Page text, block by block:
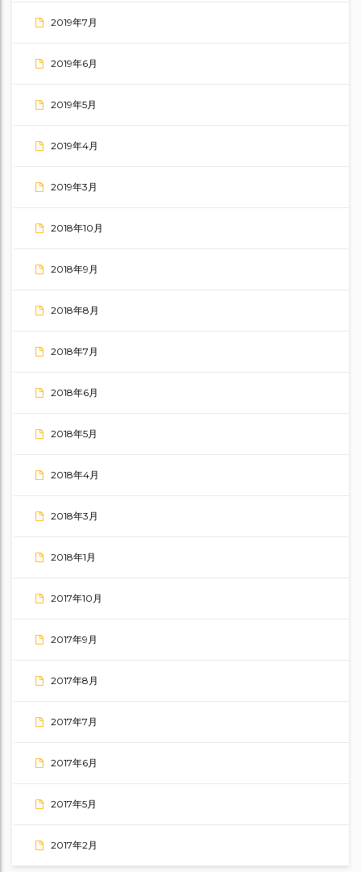
2019年7月
2019年6月
2019年5月
2019年4月
2019年3月
2018年10月
2018年9月
2018年8月
2018年7月
2018年6月
2018年5月
2018年4月
2018年3月
2018年1月
2017年10月
2017年9月
2017年8月
2017年7月
2017年6月
2017年5月
2017年2月